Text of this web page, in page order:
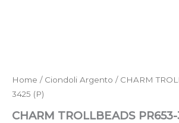
Home / Ciondoli Argento / CHARM
3425 (P)
CHARM TROLLBEADS